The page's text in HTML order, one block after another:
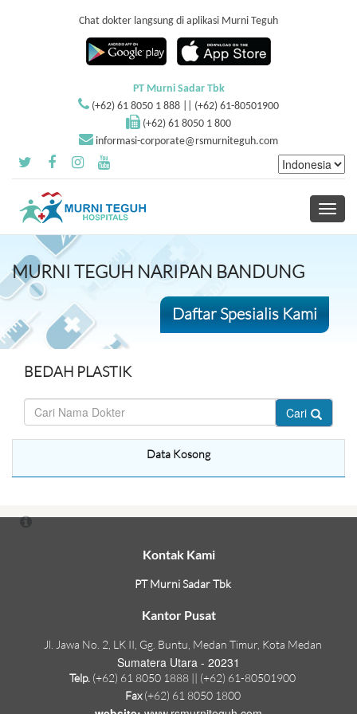
Chat dokter langsung di aplikasi Murni Teguh
PT Murni Sadar Tbk
(+62) 61 8050 1 888 || (+62) 61-80501900
(+62) 61 8050 1 800
informasi-corporate@rsmurniteguh.com
Toggle
MURNI TEGUH NARIPAN BANDUNG
Daftar Spesialis Kami
BEDAH PLASTIK
Cari
Data Kosong
Kontak Kami
PT Murni Sadar Tbk
Kantor Pusat
Jl. Jawa No. 2, LK II, Gg. Buntu, Medan Timur, Kota Medan
Sumatera Utara - 20231
Telp. (+62) 61 8050 1888 || (+62) 61-80501900
Fax(+62) 61 8050 1800